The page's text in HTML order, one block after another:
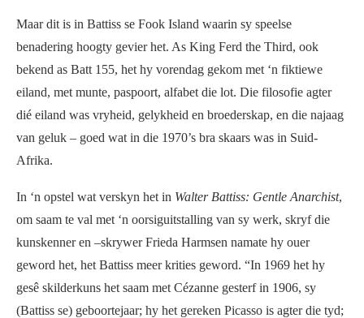
Maar dit is in Battiss se Fook Island waarin sy speelse
benadering hoogty gevier het. As King Ferd the Third, ook
bekend as Batt 155, het hy vorendag gekom met ‘n fiktiewe
eiland, met munte, paspoort, alfabet die lot. Die filosofie agter
dié eiland was vryheid, gelykheid en broederskap, en die najaag
van geluk – goed wat in die 1970’s bra skaars was in Suid-
Afrika.
In ‘n opstel wat verskyn het in Walter Battiss: Gentle Anarchist,
om saam te val met ‘n oorsiguitstalling van sy werk, skryf die
kunskenner en –skrywer Frieda Harmsen namate hy ouer
geword het, het Battiss meer krities geword. “In 1969 het hy
gesê skilderkuns het saam met Cézanne gesterf in 1906, sy
(Battiss se) geboortejaar; hy het gereken Picasso is agter die tyd;